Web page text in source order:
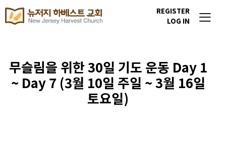
REGISTER
LOG IN
무슬림을 위한 30일 기도 운동 Day 1
~ Day 7 (3월 10일 주일 ~ 3월 16일
토요일)